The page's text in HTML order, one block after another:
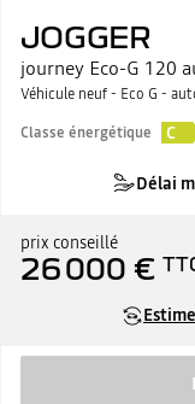
JOGGER
journey Eco-G 120
Véhicule neuf - Eco G -
Classe énergétique
C
Délai
prix conseillé
26 000 €